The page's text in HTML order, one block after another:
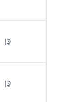
כֵּן
כֵּן